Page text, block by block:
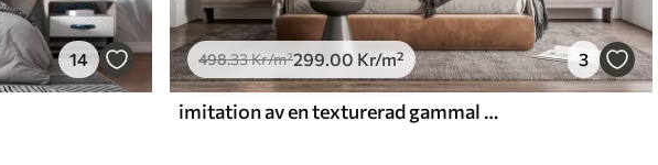
14 498.33Kr/m²299.00 Kr/m² 3
imitation av en texturerad gammal vägg